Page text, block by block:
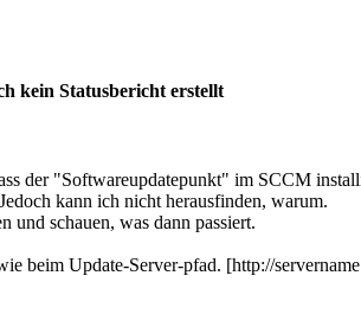
kein Statusbericht erstellt
der "Softwareupdatepunkt" im SCCM
kann ich nicht herausfinden, warum.
und schauen, was dann passiert.
beim Update-Server-pfad. [http://